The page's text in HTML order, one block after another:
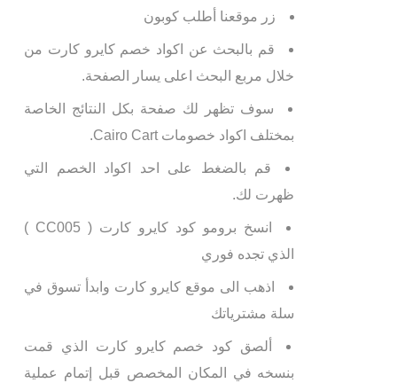
زر موقعنا أطلب كوبون
قم بالبحث عن اكواد خصم كايرو كارت من
خلال مربع البحث اعلى يسار الصفحة.
سوف تظهر لك صفحة بكل النتائج الخاصة
بمختلف اكواد خصومات Cairo Cart.
قم بالضغط على احد اكواد الخصم التي
ظهرت لك.
انسخ برومو كود كايرو كارت ( CC005 )
الذي تجده فوري
اذهب الى موقع كايرو كارت وابدأ تسوق في
سلة مشترياتك
ألصق كود خصم كايرو كارت الذي قمت
بنسخه في المكان المخصص قبل إتمام عملية